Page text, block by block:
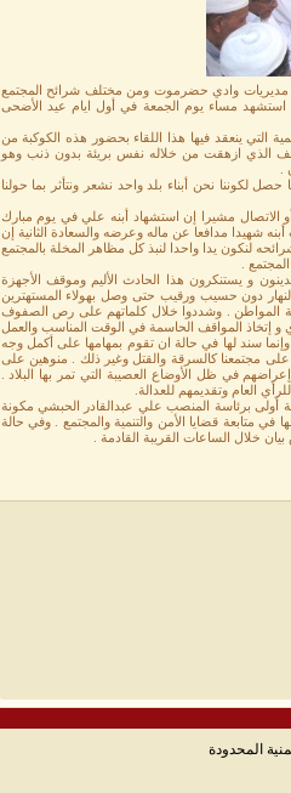
مديريات وادي حضرموت ومن مختلف شرائح المجتمع
مساء يوم الجمعة في أول ايام عيد الأضحى
التي ينعقد فيها هذا اللقاء بحضور هذه الكوكبة من
الذي ازهقت من خلاله نفس بريئة بدون ذنب وهو
لكوننا نحن أبناء بلد واحد نشعر ونتأثر بما حولنا
مشيرا إن استشهاد أبنه علي في يوم مبارك
شهيدا مدافعا عن ماله وعرضه والسعادة الثانية إن
لنكون يدا واحدا لنبذ كل مظاهر المخلة بالمجتمع
.
و يستنكرون هذا الحادث الأليم وموقف الأجهزة
دون حسيب ورقيب حتى وصل بهولاء المستهترين
المواطن . وشددوا خلال كلماتهم على رص الصفوف
و إتخاذ المواقف الحاسمة في الوقت المناسب والعمل
سند لها في حالة ان تقوم بمهامها على أكمل وجه
مجتمعنا كالسرقة والقتل وغير ذلك . منوهين على
في ظل الأوضاع العصيبة التي تمر بها البلاد .
العام وتقديمهم للعدالة.
أولى برئاسة المنصب علي عبدالقادر الحبشي مكونة
متابعة قضايا الأمن والتنمية والمجتمع . وفي حالة
خلال الساعات القريبة القادمة .
المحدودة